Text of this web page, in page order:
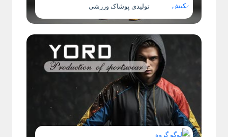
تولیدی پوشاک ورزشی